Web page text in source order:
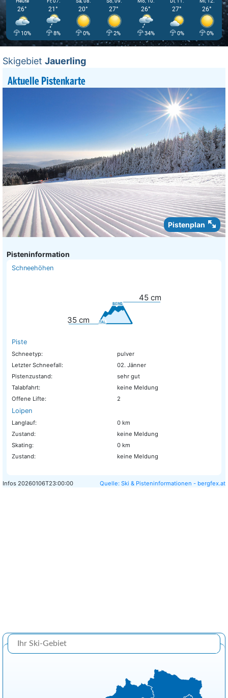
26°
10%
21°
8%
20°
0%
27°
2%
26°
34%
27°
0%
26°
0%
Skigebiet Jauerling
Aktuelle Pistenkarte
Pistenplan
Pisteninformation
Schneehöhen
35 cm
45 cm
Piste
Schneetyp:
pulver
Letzter Schneefall:
02. Jänner
Pistenzustand:
sehr gut
Talabfahrt:
keine Meldung
Offene Lifte:
2
Loipen
Langlauf:
0 km
Zustand:
keine Meldung
Skating:
0 km
Zustand:
keine Meldung
Infos 20260106T23:00:00 Quelle: Ski & Pisteninformationen - bergfex.at